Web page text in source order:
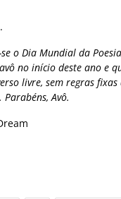
o Dia Mundial da
no início deste ano e
livre, sem regras
Avô.